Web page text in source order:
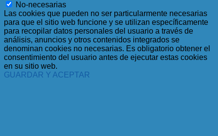
No-necesarias
Las cookies que pueden no ser particularmente necesarias
para que el sitio web funcione y se utilizan específicamente
para recopilar datos personales del usuario a través de
análisis, anuncios y otros contenidos integrados se
denominan cookies no necesarias. Es obligatorio obtener el
consentimiento del usuario antes de ejecutar estas cookies
en su sitio web.
GUARDAR Y ACEPTAR